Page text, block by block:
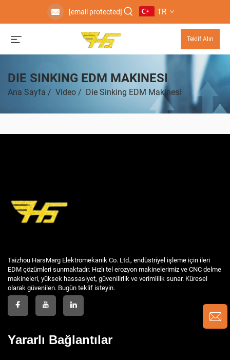
[email protected] TR
Teklif Alın
DIE SINKING EDM MAKINESI
Ana Sayfa / Video / Die Sinking EDM Makinesi
Taizhou HarsMarg Elektromekanik Co. Ltd., endüstriyel işleme için ileri
EDM çözümleri sunmaktadır. Hızlı tel erozyon makinelerimiz ve CNC delme
makineleri, yüksek hassasiyet, güvenilirlik ve verimlilik sunar. Küresel
olarak güvenilen. Bugün teklif isteyin.
Yararlı Bağlantılar